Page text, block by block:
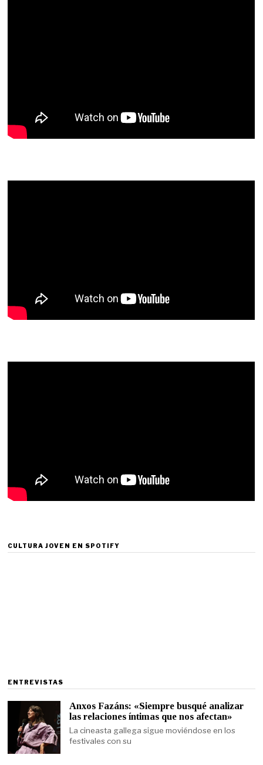
CULTURA JOVEN EN SPOTIFY
ENTREVISTAS
Anxos Fazáns: «Siempre busqué analizar
las relaciones íntimas que nos afectan»
La cineasta gallega sigue moviéndose en los
festivales con su